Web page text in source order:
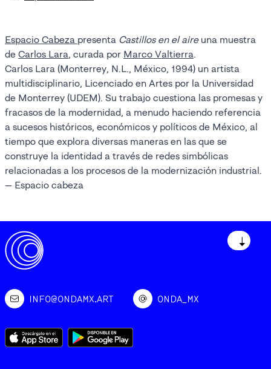
Espacio Cabeza presenta Castillos en el aireuna muestra
de Carlos Lara, curada por Marco Valtierra.
Carlos Lara (Monterrey, N.L., México, 1994) un artista
multidisciplinario, Licenciado en Artes por la Universidad
de Monterrey (UDEM). Su trabajo cuestiona las promesas y
fracasos de la modernidad, a menudo haciendo referencia
a sucesos históricos, económicos y políticos de México, al
tiempo que explora diversas maneras en las que se
construye la identidad a través de redes simbólicas
relacionadas a los procesos de la modernización industrial.
— Espacio cabeza
↓
INFO@ONDAMX.ART ONDA_MX